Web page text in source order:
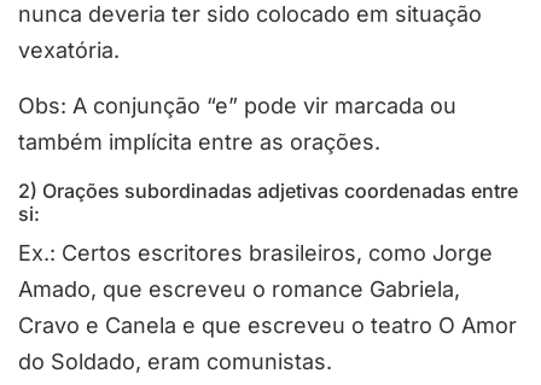
nunca deveria ter sido colocado em situação
vexatória.
Obs: A conjunção “e” pode vir marcada ou
também implícita entre as orações.
2) Orações subordinadas adjetivas coordenadas entre
si:
Ex.: Certos escritores brasileiros, como Jorge
Amado, que escreveu o romance Gabriela,
Cravo e Canela e que escreveu o teatro O Amor
do Soldado, eram comunistas.